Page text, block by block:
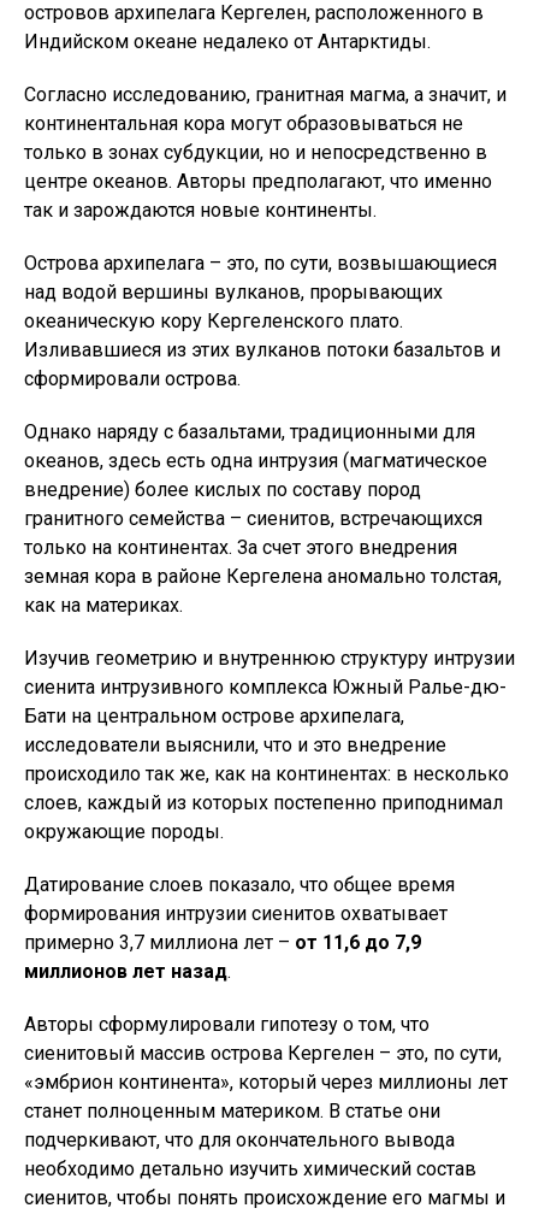
островов архипелага Кергелен, расположенного в
Индийском океане недалеко от Антарктиды.
Согласно исследованию, гранитная магма, а значит, и
континентальная кора могут образовываться не
только в зонах субдукции, но и непосредственно в
центре океанов. Авторы предполагают, что именно
так и зарождаются новые континенты.
Острова архипелага – это, по сути, возвышающиеся
над водой вершины вулканов, прорывающих
океаническую кору Кергеленского плато.
Изливавшиеся из этих вулканов потоки базальтов и
сформировали острова.
Однако наряду с базальтами, традиционными для
океанов, здесь есть одна интрузия (магматическое
внедрение) более кислых по составу пород
гранитного семейства – сиенитов, встречающихся
только на континентах. За счет этого внедрения
земная кора в районе Кергелена аномально толстая,
как на материках.
Изучив геометрию и внутреннюю структуру интрузии
сиенита интрузивного комплекса Южный Ралье-дю-
Бати на центральном острове архипелага,
исследователи выяснили, что и это внедрение
происходило так же, как на континентах: в несколько
слоев, каждый из которых постепенно приподнимал
окружающие породы.
Датирование слоев показало, что общее время
формирования интрузии сиенитов охватывает
примерно 3,7 миллиона лет – от 11,6 до 7,9
миллионов лет назад.
Авторы сформулировали гипотезу о том, что
сиенитовый массив острова Кергелен – это, по сути,
«эмбрион континента», который через миллионы лет
станет полноценным материком. В статье они
подчеркивают, что для окончательного вывода
необходимо детально изучить химический состав
сиенитов, чтобы понять происхождение его магмы и